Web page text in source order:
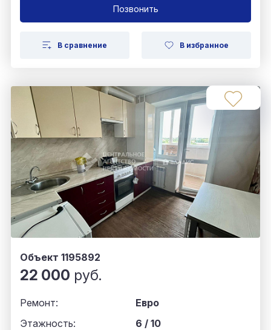
Позвонить
В сравнение В избранное
Объект 1195892
22 000 руб.
Ремонт:
Евро
Этажность:
6 / 10